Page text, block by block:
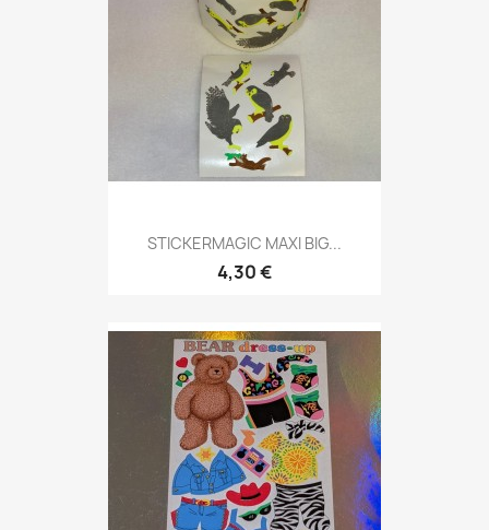
STICKERMAGIC MAXI BIG...
4,30 €